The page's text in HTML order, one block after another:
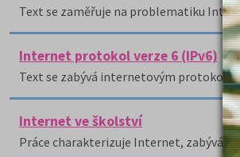
Text se zaměřuje na problematiku
Internet protokol verze 6 (IPv6)
Text se zabývá internetovým
Internet ve školství
Práce charakterizuje Internet, zabývá